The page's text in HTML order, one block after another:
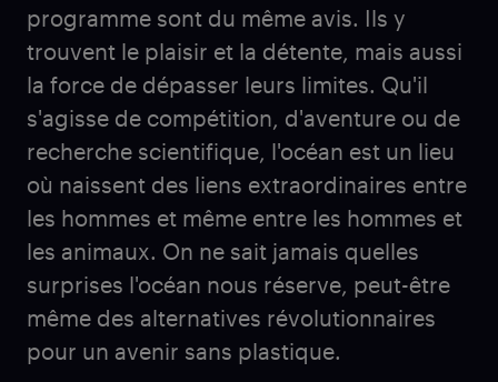
programme sont du même avis. Ils y
trouvent le plaisir et la détente, mais aussi
la force de dépasser leurs limites. Qu'il
s'agisse de compétition, d'aventure ou de
recherche scientifique, l'océan est un lieu
où naissent des liens extraordinaires entre
les hommes et même entre les hommes et
les animaux. On ne sait jamais quelles
surprises l'océan nous réserve, peut-être
même des alternatives révolutionnaires
pour un avenir sans plastique.